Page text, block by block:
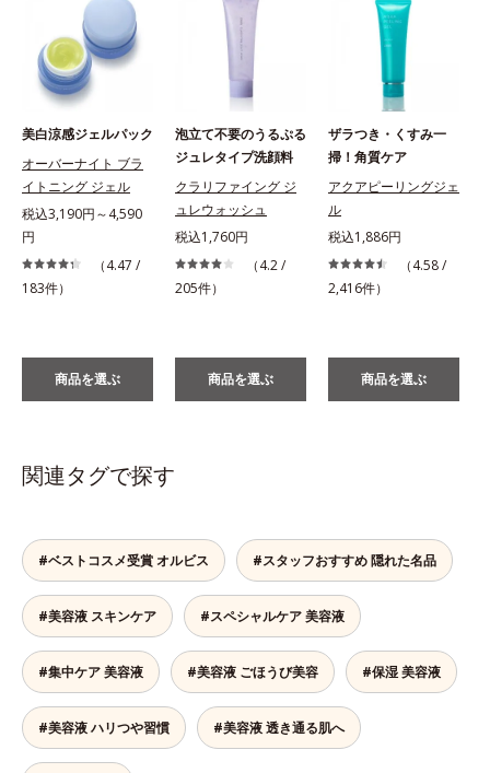
美白涼感ジェルパック
オーバーナイト ブラ
イトニング ジェル
税込3,190円～4,590
円
（4.47 /
183件）
商品を選ぶ
泡立て不要のうるぷる
ジュレタイプ洗顔料
クラリファイング ジ
ュレウォッシュ
税込1,760円
（4.2 /
205件）
商品を選ぶ
ザラつき・くすみ一
掃！角質ケア
アクアピーリングジェ
ル
税込1,886円
（4.58 /
2,416件）
商品を選ぶ
関連タグで探す
#ベストコスメ受賞 オルビス #スタッフおすすめ 隠れた名品
#美容液 スキンケア #スペシャルケア 美容液
#集中ケア 美容液 #美容液 ごほうび美容 #保湿 美容液
#美容液 ハリつや習慣 #美容液 透き通る肌へ